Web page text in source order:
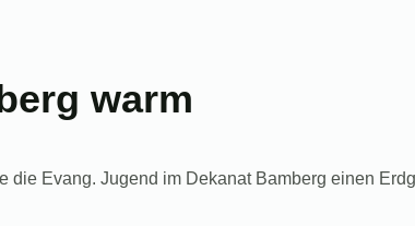
warm
Evang. Jugend im Dekanat Bamberg einen